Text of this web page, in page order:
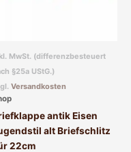
MwSt. (differenzbesteuert
§25a UStG.)
Versandkosten
antik Eisen
alt Briefschlitz
22cm